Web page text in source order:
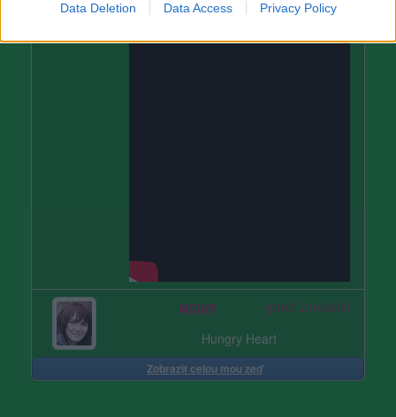
Data Deletion Data Access Privacy Policy
MIDAR
(před 2 měsíci)
Hungry Heart
Zobrazit celou mou zeď